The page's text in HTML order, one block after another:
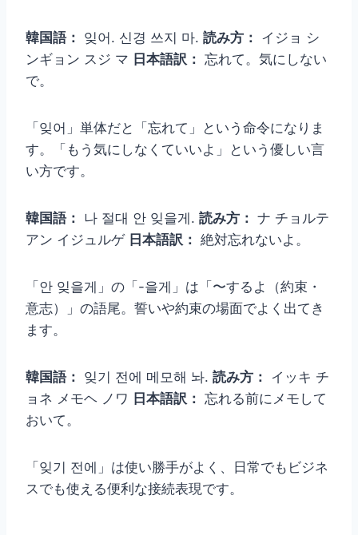
韓国語： 잊어. 신경 쓰지 마. 読み方： イジョ シ
ンギョン スジ マ 日本語訳： 忘れて。気にしない
で。
「잊어」単体だと「忘れて」という命令になりま
す。「もう気にしなくていいよ」という優しい言
い方です。
韓国語： 나 절대 안 잊을게. 読み方： ナ チョルテ
アン イジュルゲ 日本語訳： 絶対忘れないよ。
「안 잊을게」の「-을게」は「〜するよ（約束・
意志）」の語尾。誓いや約束の場面でよく出てき
ます。
韓国語： 잊기 전에 메모해 놔. 読み方： イッキ チ
ョネ メモヘ ノワ 日本語訳： 忘れる前にメモして
おいて。
「잊기 전에」は使い勝手がよく、日常でもビジネ
スでも使える便利な接続表現です。